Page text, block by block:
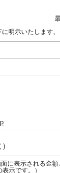
明示いたします。
)
に表示される金額
示です。）